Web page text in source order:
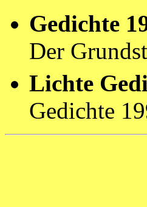
Gedichte
Der
Lichte
Gedichte